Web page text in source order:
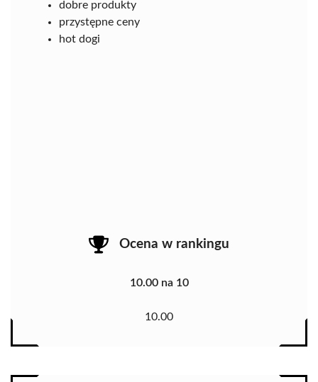
dobre produkty
przystępne ceny
hot dogi
Ocena w rankingu
10.00 na 10
10.00